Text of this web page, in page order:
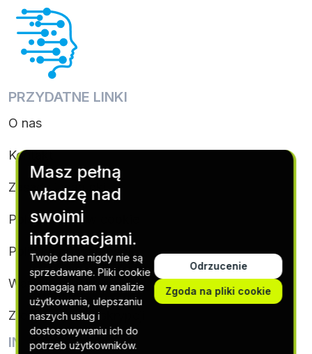
PRZYDATNE LINKI
O nas
Kontakt
Zasady i warunki
Polityka plików cookie
Polityka prywatności
Warunki subskrypcji
Zrezygnuj z subskrypcji
INFORMACJE KONTAKTOWE
Masz pełną
władzę nad
swoimi
informacjami.
Twoje dane nigdy nie są
sprzedawane. Pliki cookie
pomagają nam w analizie
użytkowania, ulepszaniu
naszych usług i
dostosowywaniu ich do
potrzeb użytkowników.
Odrzucenie
Zgoda na pliki cookie